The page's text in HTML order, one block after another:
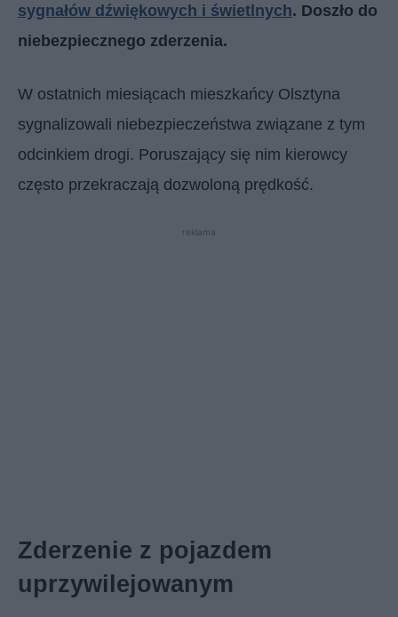
sygnałów dźwiękowych i świetlnych. Doszło do
niebezpiecznego zderzenia.
W ostatnich miesiącach mieszkańcy Olsztyna
sygnalizowali niebezpieczeństwa związane z tym
odcinkiem drogi. Poruszający się nim kierowcy
często przekraczają dozwoloną prędkość.
reklama
Zderzenie z pojazdem
uprzywilejowanym